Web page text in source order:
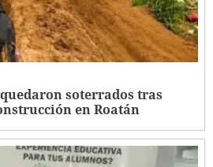
soterrados tras
en Roatán